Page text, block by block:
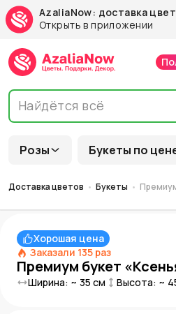
AzaliaNow: доставка
Открыть в приложении
Розы Букеты по
Доставка цветов Букеты
Хорошая цена
Заказали 135 раз
Премиум букет
Ширина: ~ 35 см Высота: ~